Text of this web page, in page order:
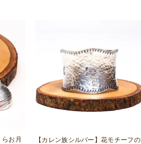
らお月
【カレン族シルバー】花モチーフの